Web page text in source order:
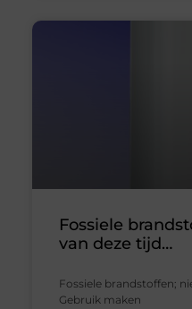
Fossiele
van deze tijd…
Fossiele brandstoffen;
Gebruik maken